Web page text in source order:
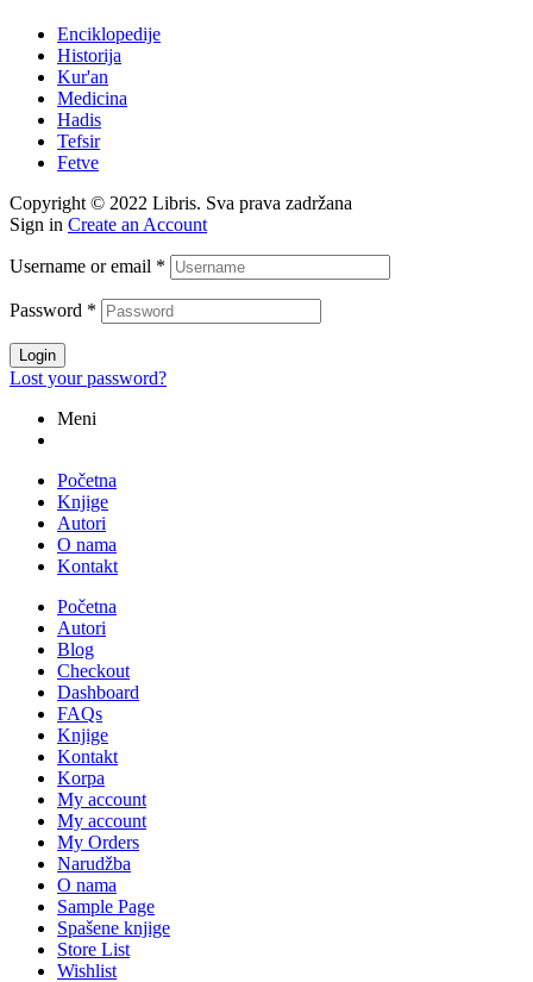
Enciklopedije
Historija
Kur'an
Medicina
Hadis
Tefsir
Fetve
Copyright © 2022 Libris. Sva prava zadržana
Sign in Create an Account
Username or email *
Password *
Login
Lost your password?
Meni
Početna
Knjige
Autori
O nama
Kontakt
Početna
Autori
Blog
Checkout
Dashboard
FAQs
Knjige
Kontakt
Korpa
My account
My account
My Orders
Narudžba
O nama
Sample Page
Spašene knjige
Store List
Wishlist